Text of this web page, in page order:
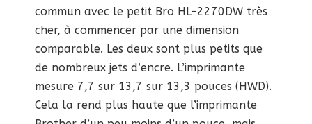
commun avec le petit Bro HL-2270DW très
cher, à commencer par une dimension
comparable. Les deux sont plus petits que
de nombreux jets d’encre. L’imprimante
mesure 7,7 sur 13,7 sur 13,3 pouces (HWD).
Cela la rend plus haute que l’imprimante